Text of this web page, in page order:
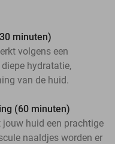
minuten)
volgens een
hydratatie,
van de huid.
(60 minuten)
huid een prachtige
naaldjes worden er